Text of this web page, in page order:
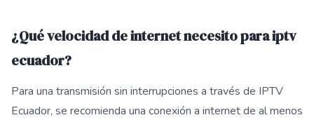
¿Qué velocidad de internet necesito para iptv
ecuador?
Para una transmisión sin interrupciones a través de IPTV
Ecuador, se recomienda una conexión a internet de al menos